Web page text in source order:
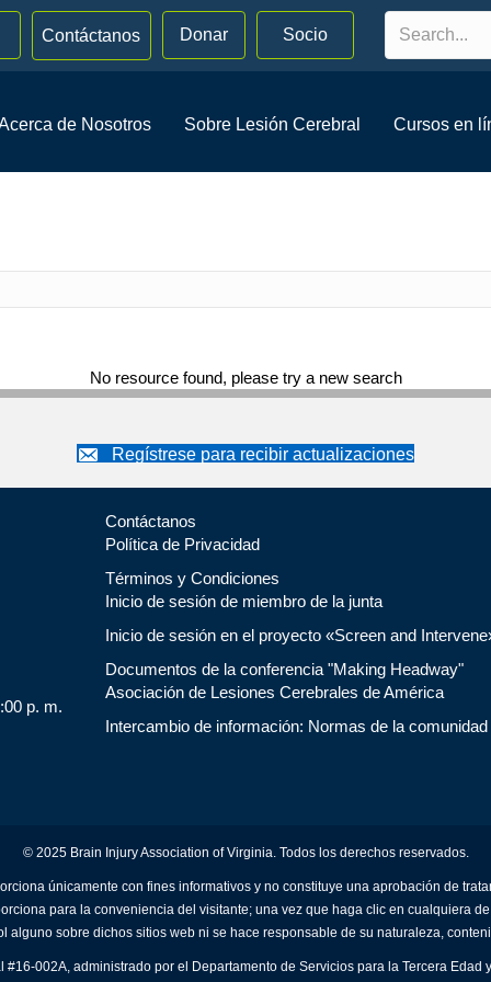
Contáctanos Donar Socio
de Nosotros Sobre Lesión Cerebral Cursos en
No resource found, please try a new search
Regístrese para recibir actualizaciones
p. m.
Contáctanos
Política de Privacidad
Términos y Condiciones
Inicio de sesión de miembro de la junta
Inicio de sesión en el proyecto «Screen and
Documentos de la conferencia "Making Headway"
Asociación de Lesiones Cerebrales de América
Intercambio de información: Normas de la comunidad
© 2025 Brain Injury Association of Virginia. Todos los derechos reservados.
únicamente con fines informativos y no constituye una aprobación de
para la conveniencia del visitante; una vez que haga clic en cualquiera
alguno sobre dichos sitios web ni se hace responsable de su naturaleza,
002A, administrado por el Departamento de Servicios para la Tercera